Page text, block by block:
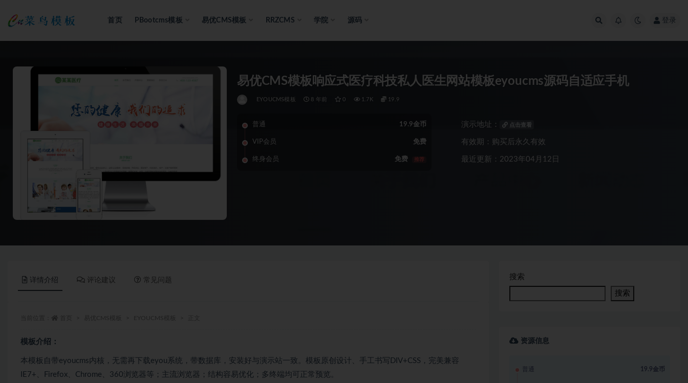
首页 PBootcms模板 易优CMS模板 RRZCMS 学院 源码 登录
易优CMS模板响应式医疗科技私人医生网站模板eyoucms源码自适应手机
EYOUCMS模板 8 年前 0 1.7K 19.9
普通 19.9金币
VIP会员 免费
终身会员 免费 推荐
演示地址： 点击查看
有效期：购买后永久有效
最近更新：2023年04月12日
详情介绍 评论建议 常见问题
模板介绍：
本模板自带eyoucms内核，无需再下载eyou系统，带数据库，安装好与演示站一致。模板原创设计、手工书写DIV+CSS，完美兼容
IE7+、Firefox、Chrome、360浏览器等；主流浏览器；结构容易优化；多终端均可正常预览。
搜索
搜索
资源信息
普通 19.9金币